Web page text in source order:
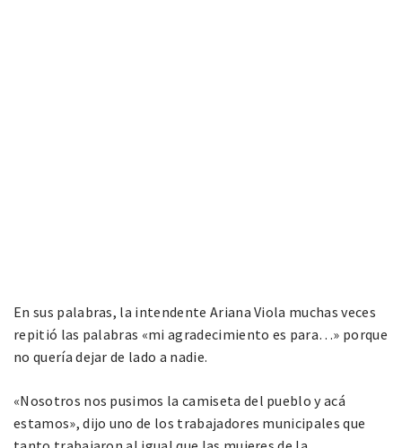
En sus palabras, la intendente Ariana Viola muchas veces
repitió las palabras «mi agradecimiento es para…» porque
no quería dejar de lado a nadie.
«Nosotros nos pusimos la camiseta del pueblo y acá
estamos», dijo uno de los trabajadores municipales que